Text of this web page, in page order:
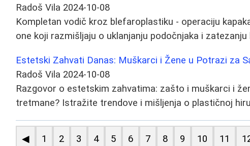
Radoš Vila 2024-10-08
Kompletan vodič kroz blefaroplastiku - operaciju
one koji razmišljaju o uklanjanju podočnjaka i
Estetski Zahvati Danas: Muškarci i Žene u Potrazi za
Radoš Vila 2024-10-08
Razgovor o estetskim zahvatima: zašto i muškarci i
tretmane? Istražite trendove i mišljenja o plastičnoj
◀ 1 2 3 4 5 6 7 8 9 10 11